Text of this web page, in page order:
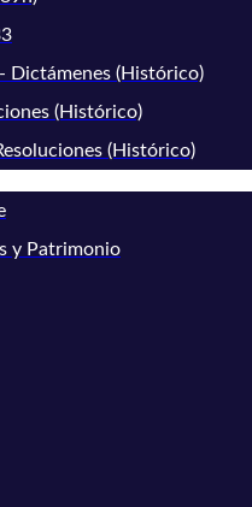
Dictámenes (Histórico)
(Histórico)
(Histórico)
y Patrimonio